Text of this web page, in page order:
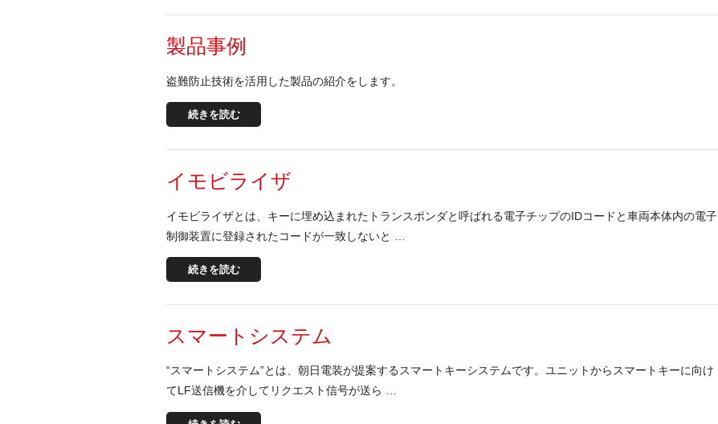
製品事例
盗難防止技術を活用した製品の紹介をします。
続きを読む
イモビライザ
イモビライザとは、キーに埋め込まれたトランスポンダと呼ばれる電子チップのIDコードと車両本体内の電子
制御装置に登録されたコードが一致しないと …
続きを読む
スマートシステム
“スマートシステム”とは、朝日電装が提案するスマートキーシステムです。ユニットからスマートキーに向け
てLF送信機を介してリクエスト信号が送ら …